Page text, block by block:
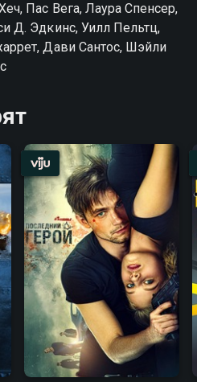
Пас Вега, Лаура Спенсер,
Д. Эдкинс, Уилл Пельтц,
Дави Сантос, Шэйли